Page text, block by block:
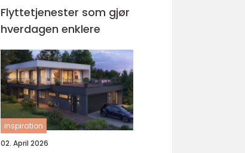
Flyttetjenester som gjør
hverdagen enklere
inspiration
02. April 2026